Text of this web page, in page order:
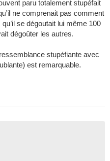
paru totalement stupéfait
ne comprenait pas comment
se dégoutait lui même 100
dégoûter les autres.
stupéfiante avec
est remarquable.